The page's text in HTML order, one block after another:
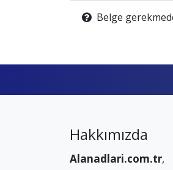
Belge
Hakkımızda
Alanadlari.com.tr,